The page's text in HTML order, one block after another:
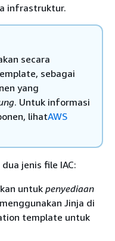
infrastruktur.
secara
sebagai
yang
. Untuk informasi
lihatAWS
jenis file IAC:
untuk penyediaan
Jinja di
template untuk